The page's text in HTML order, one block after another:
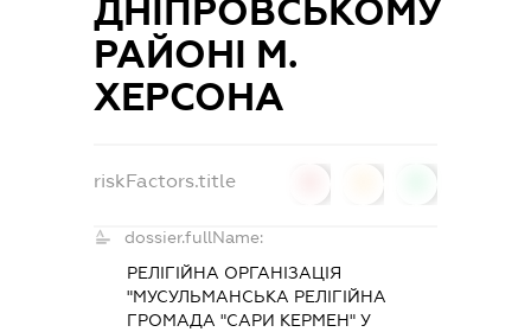
ДНІПРОВСЬКОМУ
РАЙОНІ М.
ХЕРСОНА
riskFactors.title
dossier.fullName:
РЕЛІГІЙНА ОРГАНІЗАЦІЯ
"МУСУЛЬМАНСЬКА РЕЛІГІЙНА
ГРОМАДА "САРИ КЕРМЕН" У